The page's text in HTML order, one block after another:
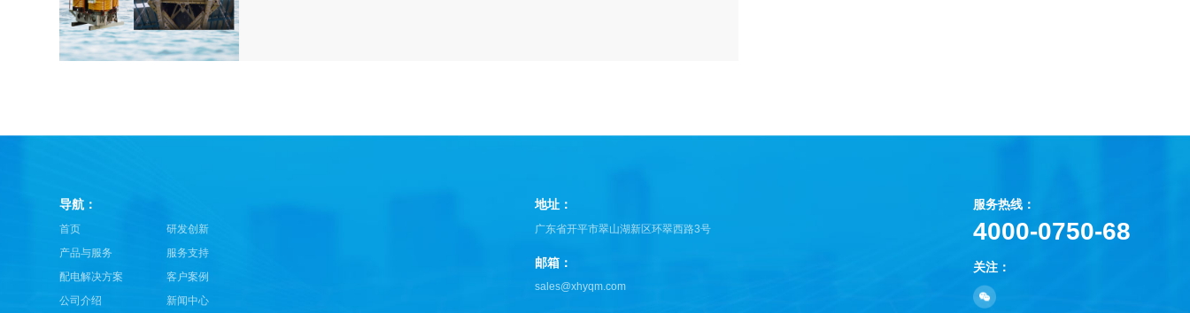
导航：
首页
研发创新
产品与服务
服务支持
配电解决方案
客户案例
公司介绍
新闻中心
地址：
广东省开平市翠山湖新区环翠西路3号
邮箱：
sales@xhyqm.com
服务热线：
4000-0750-68
关注：